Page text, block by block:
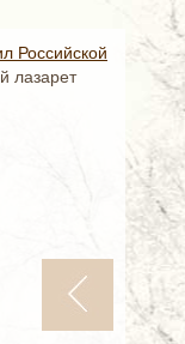
Российской
лазарет